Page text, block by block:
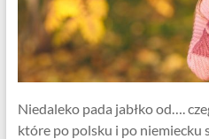
Niedaleko pada jabłko od….
które po polsku i po niemiecku